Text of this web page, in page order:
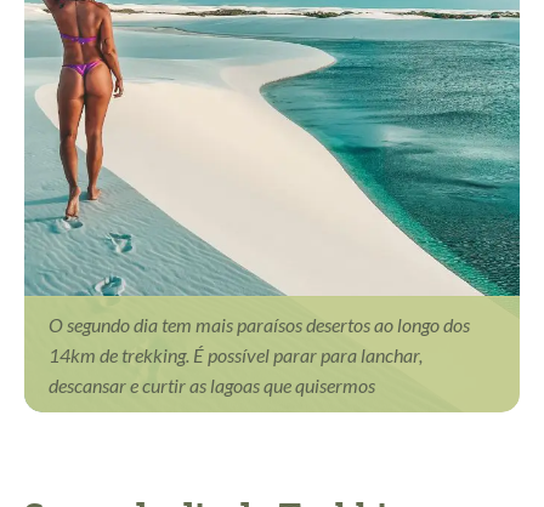
O segundo dia tem mais paraísos desertos ao longo dos
14km de trekking. É possível parar para lanchar,
descansar e curtir as lagoas que quisermos